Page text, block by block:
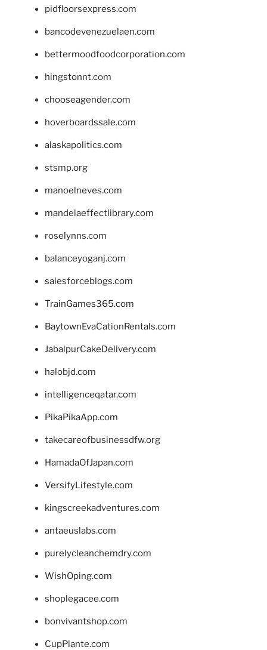
pidfloorsexpress.com
bancodevenezuelaen.com
bettermoodfoodcorporation.com
hingstonnt.com
chooseagender.com
hoverboardssale.com
alaskapolitics.com
stsmp.org
manoelneves.com
mandelaeffectlibrary.com
roselynns.com
balanceyoganj.com
salesforceblogs.com
TrainGames365.com
BaytownEvaCationRentals.com
JabalpurCakeDelivery.com
halobjd.com
intelligenceqatar.com
PikaPikaApp.com
takecareofbusinessdfw.org
HamadaOfJapan.com
VersifyLifestyle.com
kingscreekadventures.com
antaeuslabs.com
purelycleanchemdry.com
WishOping.com
shoplegacee.com
bonvivantshop.com
CupPlante.com